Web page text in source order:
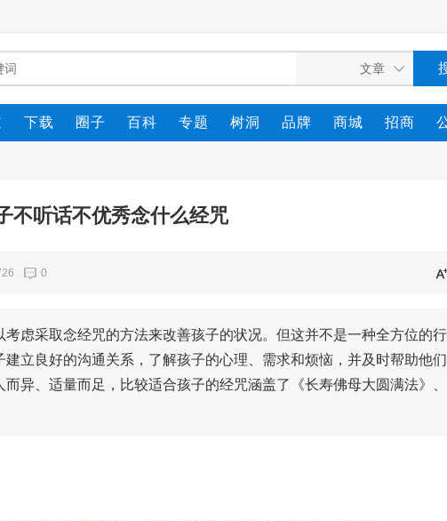
下载 圈子 百科 专题 树洞 品牌 商城 招商
不听话不优秀念什么经咒
0
虑采取念经咒的方法来改善孩子的状况。但这并不是一种全方位的
立良好的沟通关系，了解孩子的心理、需求和烦恼，并及时帮助他
异、适量而足，比较适合孩子的经咒涵盖了《长寿佛母大圆满法》、